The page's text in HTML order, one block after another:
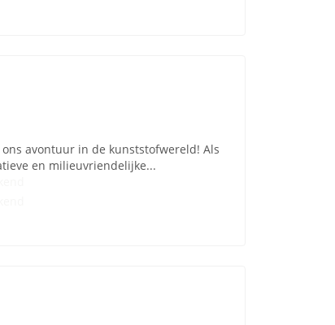
avontuur in de kunststofwereld! Als
en milieuvriendelijke...